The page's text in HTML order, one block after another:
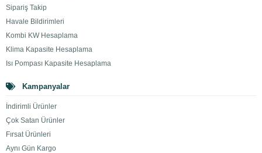
Sipariş Takip
Havale Bildirimleri
Kombi KW Hesaplama
Klima Kapasite Hesaplama
Isı Pompası Kapasite Hesaplama
Kampanyalar
İndirimli Ürünler
Çok Satan Ürünler
Fırsat Ürünleri
Aynı Gün Kargo